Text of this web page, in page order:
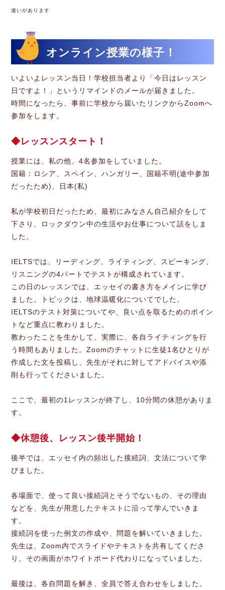
違いがあります
オンライン授業の様子！
いよいよレッスン当日！学校担当者より「今日はレッスン
日ですよ！」というリマインドのメールが届きました。
時間になったら、事前に学校から届いたリンクからZoomへ
参加をします。
レッスンスタート！
授業には、私の他、4名参加をしていました。
国籍：ロシア、スペイン、ハンガリー、国籍不明(途中参加
だったため)、日本(私)
私が学校初日だったため、最初にみなさん自己紹介をして
下さり、ロックダウン中の生活やお仕事について話をしま
した。
IELTSでは、リーディング、ライティング、スピーキング、
リスニングの4パートでテストが構成されています。
この日のレッスンでは、エッセイの書き方をメインに学び
ました。トピックは、地球温暖化についてでした。
IELTSのテスト対策についてや、良い点を取るためのポイン
トなど重点に教わりました。
教わったことを生かして、実際に、各自ライティングを行
う時間もありました。Zoomのチャットに生徒1名ひとりが
作成した文を投稿し、先生がそれに対してアドバイスや添
削も行ってくださいました。
ここで、最初の1レッスンが終了し、10分間の休憩がありま
す。
休憩後、レッスン後半開始！
後半では、エッセイ内の頻出した接続詞、文法について学
びました。
各場面で、使って良い接続詞とそうでないもの、その理由
などを、先生が用意したテキストに沿って学んでいきま
す。
接続詞を使った例文の作成や、問題を解いていきました。
先生は、Zoom内でスライドやテキストを共有してくださ
り、その画面がホワイトボード代わりになっていました。
最後は、各自問題を解き、全員で答え合わせをしました。